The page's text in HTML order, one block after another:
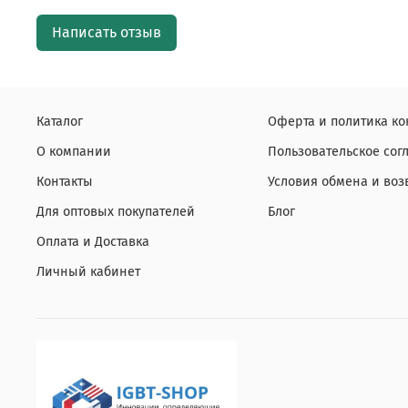
Написать отзыв
Каталог
О компании
Контакты
Для оптовых покупателей
Оплата и Доставка
Личный кабинет
Оферта и политика
Пользовательское
Условия обмена и
Блог